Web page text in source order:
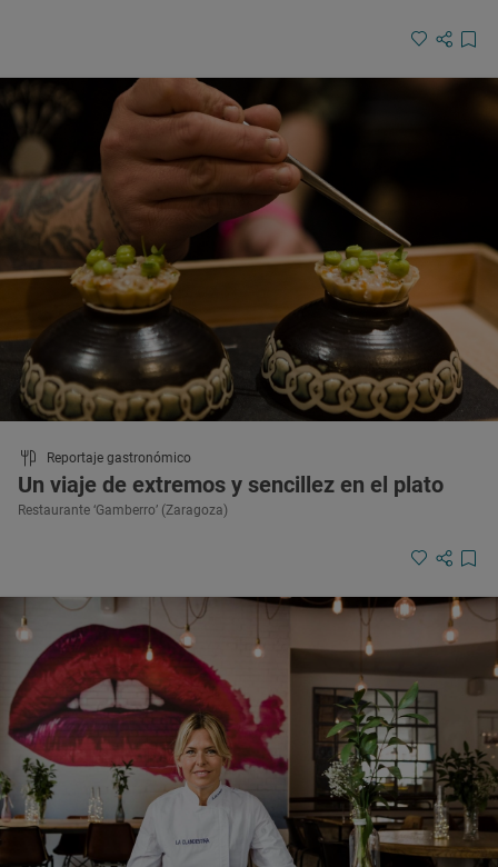
Reportaje gastronómico
Un viaje de extremos y sencillez en el plato
Restaurante ‘Gamberro’ (Zaragoza)